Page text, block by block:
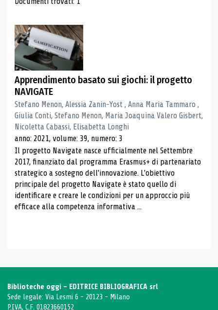
Apprendimento basato sui giochi: il progetto
NAVIGATE
Stefano Menon, Alessia Zanin-Yost , Anna Maria Tammaro ,
Giulia Conti, Stefano Menon, Maria Joaquina Valero Gisbert,
Nicoletta Cabassi, Elisabetta Longhi
anno: 2021, volume: 39, numero: 3
Il progetto Navigate nasce ufficialmente nel Settembre
2017, finanziato dal programma Erasmus+ di partenariato
strategico a sostegno dell'innovazione. L'obiettivo
principale del progetto Navigate è stato quello di
identificare e creare le condizioni per un approccio più
efficace alla competenza informativa ...
Biblioteche oggi - EDITRICE BIBLIOGRAFICA srl
Sede legale: Via Lesmi 6 - 20123 - Milano
P.IVA, C.F. 01823660152